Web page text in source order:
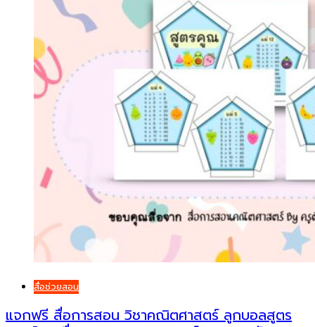
สื่อช่วยสอน
แจกฟรี สื่อการสอน วิชาคณิตศาสตร์ ลูกบอลสูตร